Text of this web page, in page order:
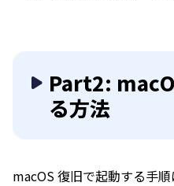
Part2:
る方法
macOS 復旧で起動する手